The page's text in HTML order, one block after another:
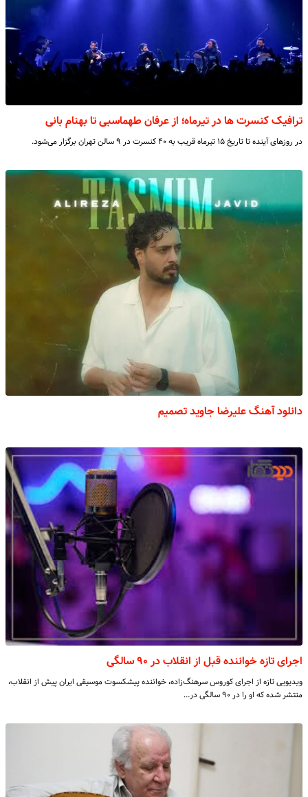
ترافیک کنسرت ها در تیرماه؛ از عرفان طهماسبی تا بهنام بانی
در روزهای آینده تا تاریخ ۱۵ تیرماه قریب به ۴۰ کنسرت در ۹ سالن تهران برگزار می‌شود.
دانلود آهنگ علیرضا جاوید تصمیم
اجرای تازه خواننده قبل از انقلاب در ۹۰ سالگی
ویدیویی تازه از اجرای کوروس سرهنگ‌زاده، خواننده پیشکسوت موسیقی ایران پیش از انقلاب،
منتشر شده که او را در ۹۰ سالگی در…